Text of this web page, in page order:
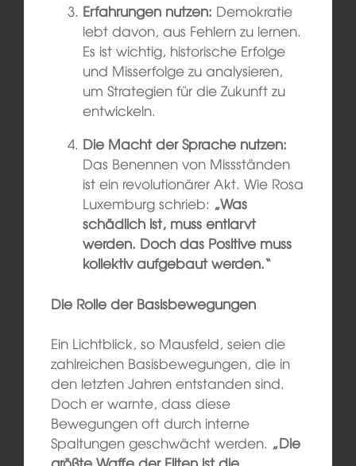
Erfahrungen nutzen: Demokratie
lebt davon, aus Fehlern zu lernen.
Es ist wichtig, historische Erfolge
und Misserfolge zu analysieren,
um Strategien für die Zukunft zu
entwickeln.
Die Macht der Sprache nutzen:
Das Benennen von Missständen
ist ein revolutionärer Akt. Wie Rosa
Luxemburg schrieb: „Was
schädlich ist, muss entlarvt
werden. Doch das Positive muss
kollektiv aufgebaut werden.“
Die Rolle der Basisbewegungen
Ein Lichtblick, so Mausfeld, seien die
zahlreichen Basisbewegungen, die in
den letzten Jahren entstanden sind.
Doch er warnte, dass diese
Bewegungen oft durch interne
Spaltungen geschwächt werden. „Die